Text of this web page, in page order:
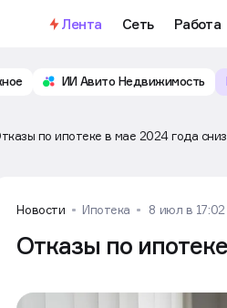
Лента Сеть Работа
ИИ Авито Недвижимость
по ипотеке в мае 2024 года
Новости
Ипотека 8 июл в 17:02
Отказы по